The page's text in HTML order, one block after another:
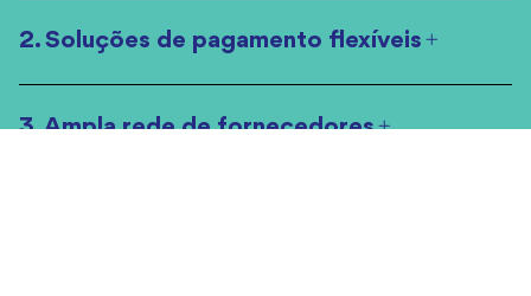
2. Soluções de pagamento flexíveis
3. Ampla rede de fornecedores